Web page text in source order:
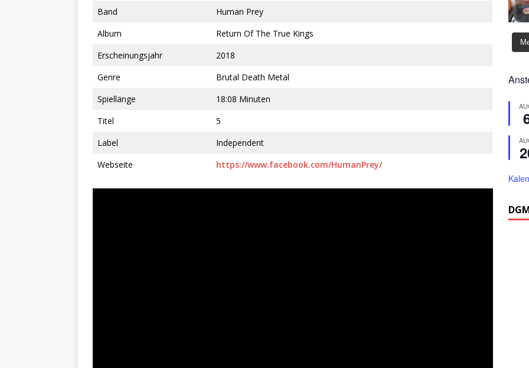
Band
Human Prey
Album
Return Of The True Kings
Erscheinungsjahr
2018
Genre
Brutal Death Metal
Spiellänge
18:08 Minuten
Titel
5
Label
Independent
Webseite
https://www.facebook.com/HumanPrey/